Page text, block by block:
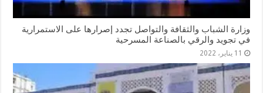
وزارة الشباب والثقافة والتواصل تجدد إصرارها على الاستمرارية
في تجويد والرقي بالصناعة المسرحية
11 يناير، 2022